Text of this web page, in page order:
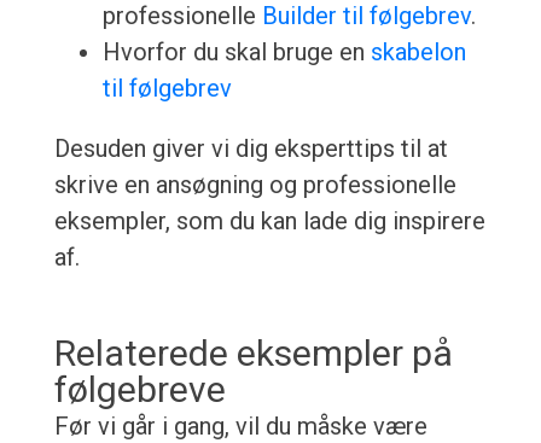
professionelle Builder til følgebrev.
Hvorfor du skal bruge en skabelon
til følgebrev
Desuden giver vi dig eksperttips til at
skrive en ansøgning og professionelle
eksempler, som du kan lade dig inspirere
af.
Relaterede eksempler på
følgebreve
Før vi går i gang, vil du måske være